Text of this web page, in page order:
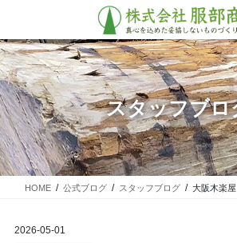
テ
ン
ツ
に
移
動
ゲ
ー
シ
ョ
ン
に
移
動
スタッフブロ
HOME 公式ブログ スタッフブログ 大阪木楽屋
2026-05-01